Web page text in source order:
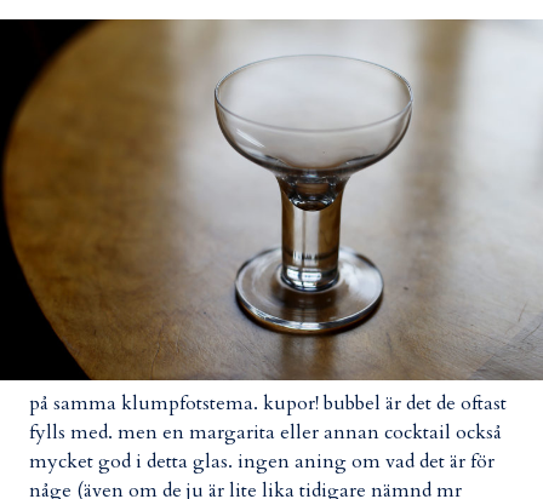
på samma klumpfotstema. kupor! bubbel är det de oftast
fylls med. men en margarita eller annan cocktail också
mycket god i detta glas. ingen aning om vad det är för
någe (även om de ju är lite lika tidigare nämnd mr